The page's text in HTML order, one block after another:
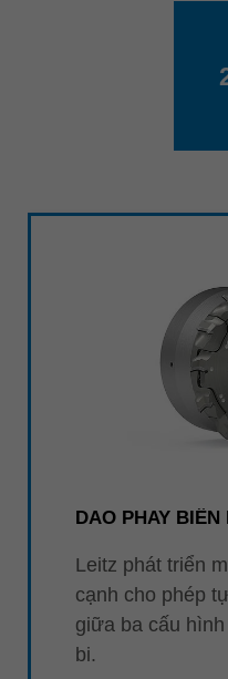
DAO PHAY BIÊN
Leitz phát triển
cạnh cho phép
giữa ba cấu
bi.